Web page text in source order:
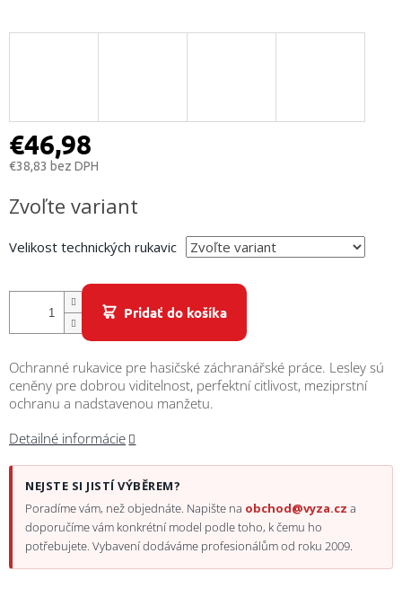
€46,98
€38,83 bez DPH
cena:
Zvoľte variant
Velikost technických rukavic
Pridať do košíka
Ochranné rukavice pre hasičské záchranářské práce. Lesley sú
ceněny pre dobrou viditelnost, perfektní citlivost, meziprstní
ochranu a nadstavenou manžetu.
Detailné informácie
NEJSTE SI JISTÍ VÝBĚREM?
Poradíme vám, než objednáte. Napište na obchod@vyza.cz a
doporučíme vám konkrétní model podle toho, k čemu ho
potřebujete. Vybavení dodáváme profesionálům od roku 2009.